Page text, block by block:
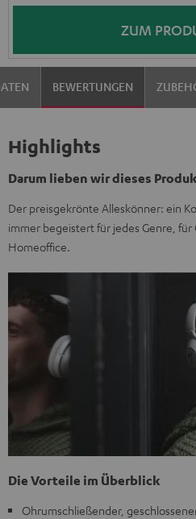
ZUM
BEWERTUNGEN
Highlights
Darum lieben wir dieses
Der preisgekrönte Alleskönner: ein
immer begeistert für jedes Genre, für
Homeoffice.
Die Vorteile im Überblick
Ohrumschließender,